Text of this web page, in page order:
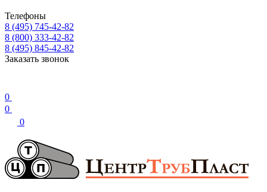
Телефоны
8 (495) 745-42-82
8 (800) 333-42-82
8 (495) 845-42-82
Заказать звонок
0
0
0